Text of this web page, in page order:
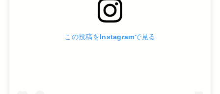
この投稿をInstagramで見る